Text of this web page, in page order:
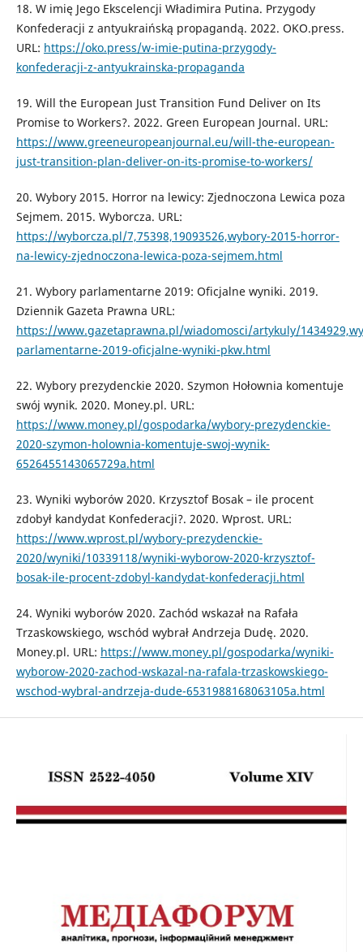
18. W imię Jego Ekscelencji Władimira Putina. Przygody
Konfederacji z antyukraińską propagandą. 2022. OKO.press.
URL: https://oko.press/w-imie-putina-przygody-
konfederacji-z-antyukrainska-propaganda
19. Will the European Just Transition Fund Deliver on Its
Promise to Workers?. 2022. Green European Journal. URL:
https://www.greeneuropeanjournal.eu/will-the-european-
just-transition-plan-deliver-on-its-promise-to-workers/
20. Wybory 2015. Horror na lewicy: Zjednoczona Lewica poza
Sejmem. 2015. Wyborcza. URL:
https://wyborcza.pl/7,75398,19093526,wybory-2015-horror-
na-lewicy-zjednoczona-lewica-poza-sejmem.html
21. Wybory parlamentarne 2019: Oficjalne wyniki. 2019.
Dziennik Gazeta Prawna URL:
https://www.gazetaprawna.pl/wiadomosci/artykuly/
parlamentarne-2019-oficjalne-wyniki-pkw.html
22. Wybory prezydenckie 2020. Szymon Hołownia komentuje
swój wynik. 2020. Money.pl. URL:
https://www.money.pl/gospodarka/wybory-prezydenckie-
2020-szymon-holownia-komentuje-swoj-wynik-
6526455143065729a.html
23. Wyniki wyborów 2020. Krzysztof Bosak – ile procent
zdobył kandydat Konfederacji?. 2020. Wprost. URL:
https://www.wprost.pl/wybory-prezydenckie-
2020/wyniki/10339118/wyniki-wyborow-2020-krzysztof-
bosak-ile-procent-zdobyl-kandydat-konfederacji.html
24. Wyniki wyborów 2020. Zachód wskazał na Rafała
Trzaskowskiego, wschód wybrał Andrzeja Dudę. 2020.
Money.pl. URL: https://www.money.pl/gospodarka/wyniki-
wyborow-2020-zachod-wskazal-na-rafala-trzaskowskiego-
wschod-wybral-andrzeja-dude-6531988168063105a.html